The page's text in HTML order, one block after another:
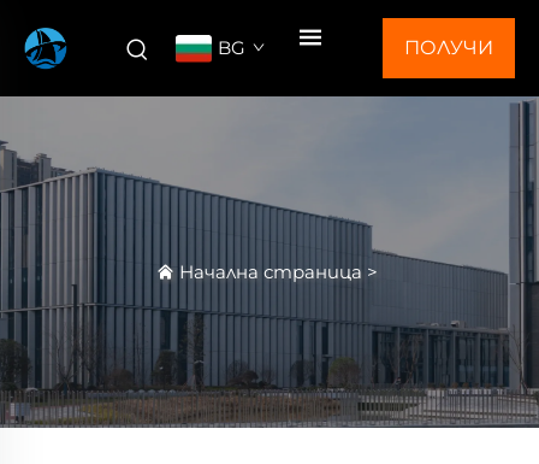
BG ПОЛУЧИ
Начална страница >